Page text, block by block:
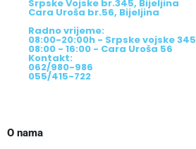
Srpske Vojske br.345, Bijeljina
Cara Uroša br.56, Bijeljina
Radno vrijeme:
08:00-20:00h - Srpske vojske 345
08:00 - 16:00 - Cara Uroša 56
Kontakt:
062/980-986
055/415-722
O nama